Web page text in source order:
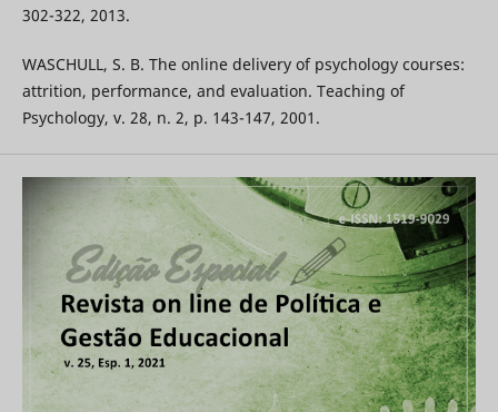
302-322, 2013.
WASCHULL, S. B. The online delivery of psychology courses:
attrition, performance, and evaluation. Teaching of
Psychology, v. 28, n. 2, p. 143-147, 2001.